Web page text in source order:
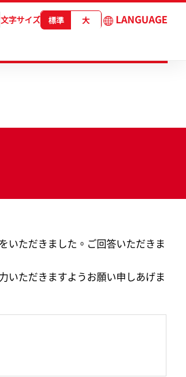
文字サイズ 標準 大 LANGUAGE
いただきました。ご回答いただきま
いただきますようお願い申しあげま